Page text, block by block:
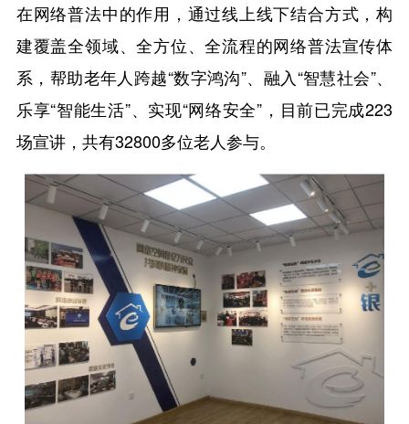
在网络普法中的作用，通过线上线下结合方式，构
建覆盖全领域、全方位、全流程的网络普法宣传体
系，帮助老年人跨越“数字鸿沟”、融入“智慧社会”、
乐享“智能生活”、实现“网络安全”，目前已完成223
场宣讲，共有32800多位老人参与。